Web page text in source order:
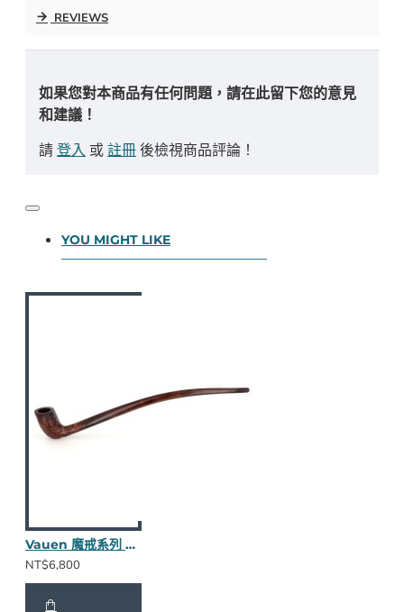
REVIEWS
如果您對本商品有任何問題，請在此留下您的意見
和建議！
請登入 或註冊後檢視商品評論！
YOU MIGHT LIKE
Vauen 魔戒系列 Arondor S 長斗
NT$6,800